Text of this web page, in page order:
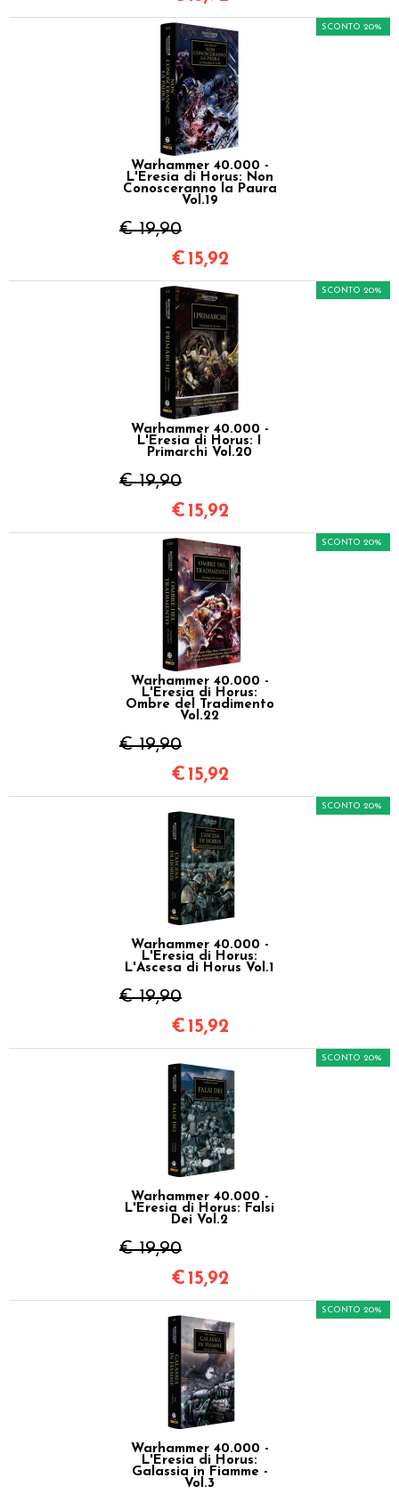
Warhammer 40.000 -
L'Eresia di Horus: Non
Conosceranno la Paura
Vol.19
€ 19,90
SCONTO 20%
€ 15,92
Warhammer 40.000 -
L'Eresia di Horus: I
Primarchi Vol.20
€ 19,90
SCONTO 20%
€ 15,92
Warhammer 40.000 -
L'Eresia di Horus:
Ombre del Tradimento
Vol.22
€ 19,90
SCONTO 20%
€ 15,92
Warhammer 40.000 -
L'Eresia di Horus:
L'Ascesa di Horus Vol.1
€ 19,90
SCONTO 20%
€ 15,92
Warhammer 40.000 -
L'Eresia di Horus: Falsi
Dei Vol.2
€ 19,90
SCONTO 20%
€ 15,92
Warhammer 40.000 -
L'Eresia di Horus:
Galassia in Fiamme -
Vol.3
SCONTO 20%